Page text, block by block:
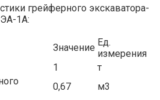
грейферного экскаватора-
1А:
Значение Ед.
измерения
1
т
0,67
м3